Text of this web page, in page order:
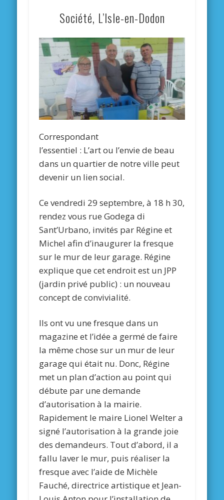
Société, L’Isle-en-Dodon
Correspondant
l’essentiel : L’art ou l’envie de beau
dans un quartier de notre ville peut
devenir un lien social.
Ce vendredi 29 septembre, à 18 h 30,
rendez vous rue Godega di
Sant’Urbano, invités par Régine et
Michel afin d’inaugurer la fresque
sur le mur de leur garage. Régine
explique que cet endroit est un JPP
(jardin privé public) : un nouveau
concept de convivialité.
Ils ont vu une fresque dans un
magazine et l’idée a germé de faire
la même chose sur un mur de leur
garage qui était nu. Donc, Régine
met un plan d’action au point qui
débute par une demande
d’autorisation à la mairie.
Rapidement le maire Lionel Welter a
signé l’autorisation à la grande joie
des demandeurs. Tout d’abord, il a
fallu laver le mur, puis réaliser la
fresque avec l’aide de Michèle
Fauché, directrice artistique et Jean-